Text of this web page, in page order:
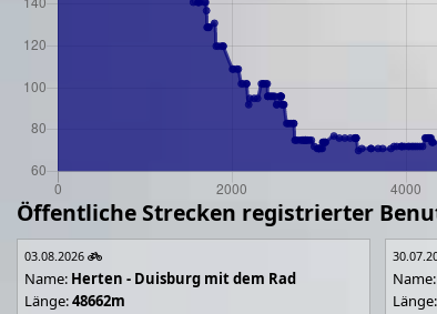
Öffentliche Strecken registrierter
03.08.2026
Name: Herten - Duisburg mit dem Rad
Länge:48662m
Name:
Länge: